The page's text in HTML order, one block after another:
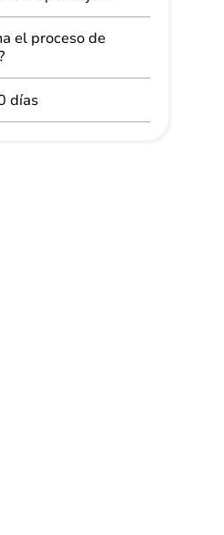
el proceso de
días